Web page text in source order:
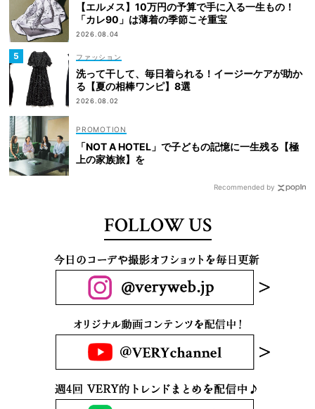
【エルメス】10万円の予算で手に入る一生もの！
「カレ90」は薄着の季節こそ重宝
2026.08.04
ファッション
洗って干して、毎日着られる！イージーケアが助か
る【夏の相棒ワンピ】8選
2026.08.02
「NOT A HOTEL」で子どもの記憶に一生残る【極
上の家族旅】を
Recommended by
FOLLOW US